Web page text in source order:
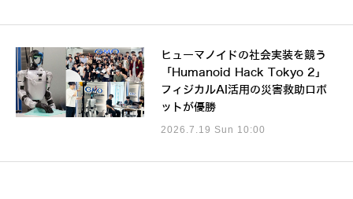
ヒューマノイドの社会実装を競う
「Humanoid Hack Tokyo 2」
フィジカルAI活用の災害救助ロボ
ットが優勝
2026.7.19 Sun 10:00